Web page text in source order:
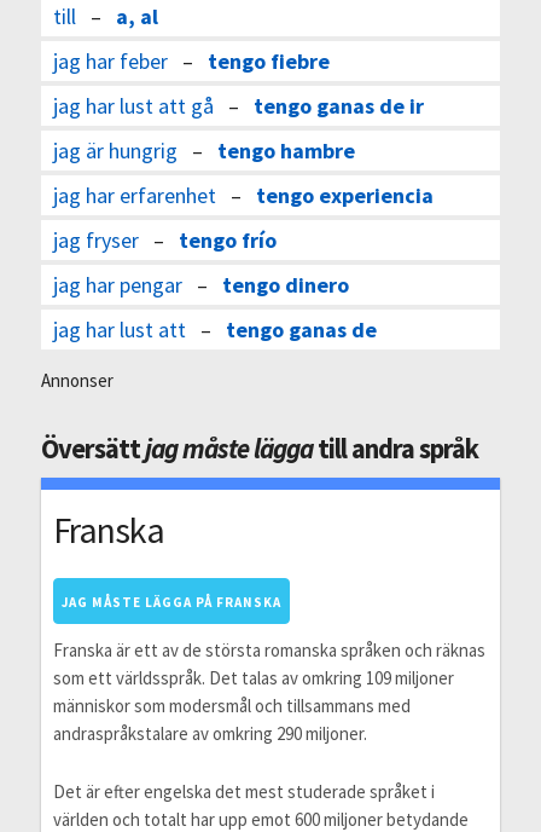
till – a, al
jag har feber– tengo fiebre
jag har lust att gå – tengo ganas de ir
jag är hungrig – tengo hambre
jag har erfarenhet – tengo experiencia
jag fryser– tengo frío
jag har pengar– tengo dinero
jag har lust att – tengo ganas de
Annonser
Översättjag måste läggatill andra språk
Franska
JAG MÅSTE LÄGGA PÅ FRANSKA
Franska är ett av de största romanska språken och räknas
som ett världsspråk. Det talas av omkring 109 miljoner
människor som modersmål och tillsammans med
andraspråkstalare av omkring 290 miljoner.
Det är efter engelska det mest studerade språket i
världen och totalt har upp emot 600 miljoner betydande